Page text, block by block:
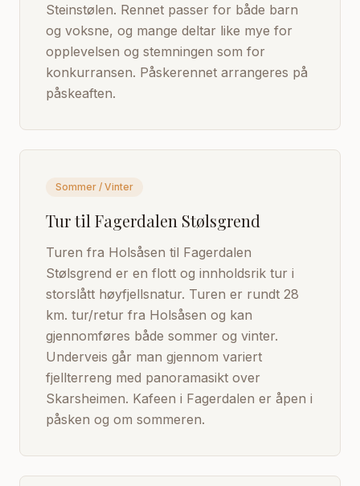
Steinstølen. Rennet passer for både barn
og voksne, og mange deltar like mye for
opplevelsen og stemningen som for
konkurransen. Påskerennet arrangeres på
påskeaften.
Sommer / Vinter
Tur til Fagerdalen Stølsgrend
Turen fra Holsåsen til Fagerdalen
Stølsgrend er en flott og innholdsrik tur i
storslått høyfjellsnatur. Turen er rundt 28
km. tur/retur fra Holsåsen og kan
gjennomføres både sommer og vinter.
Underveis går man gjennom variert
fjellterreng med panoramasikt over
Skarsheimen. Kafeen i Fagerdalen er åpen i
påsken og om sommeren.